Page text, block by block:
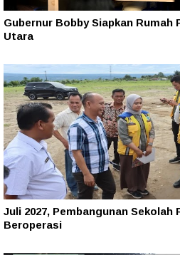
Gubernur Bobby Siapkan Rumah
Utara
Juli 2027, Pembangunan Sekolah
Beroperasi